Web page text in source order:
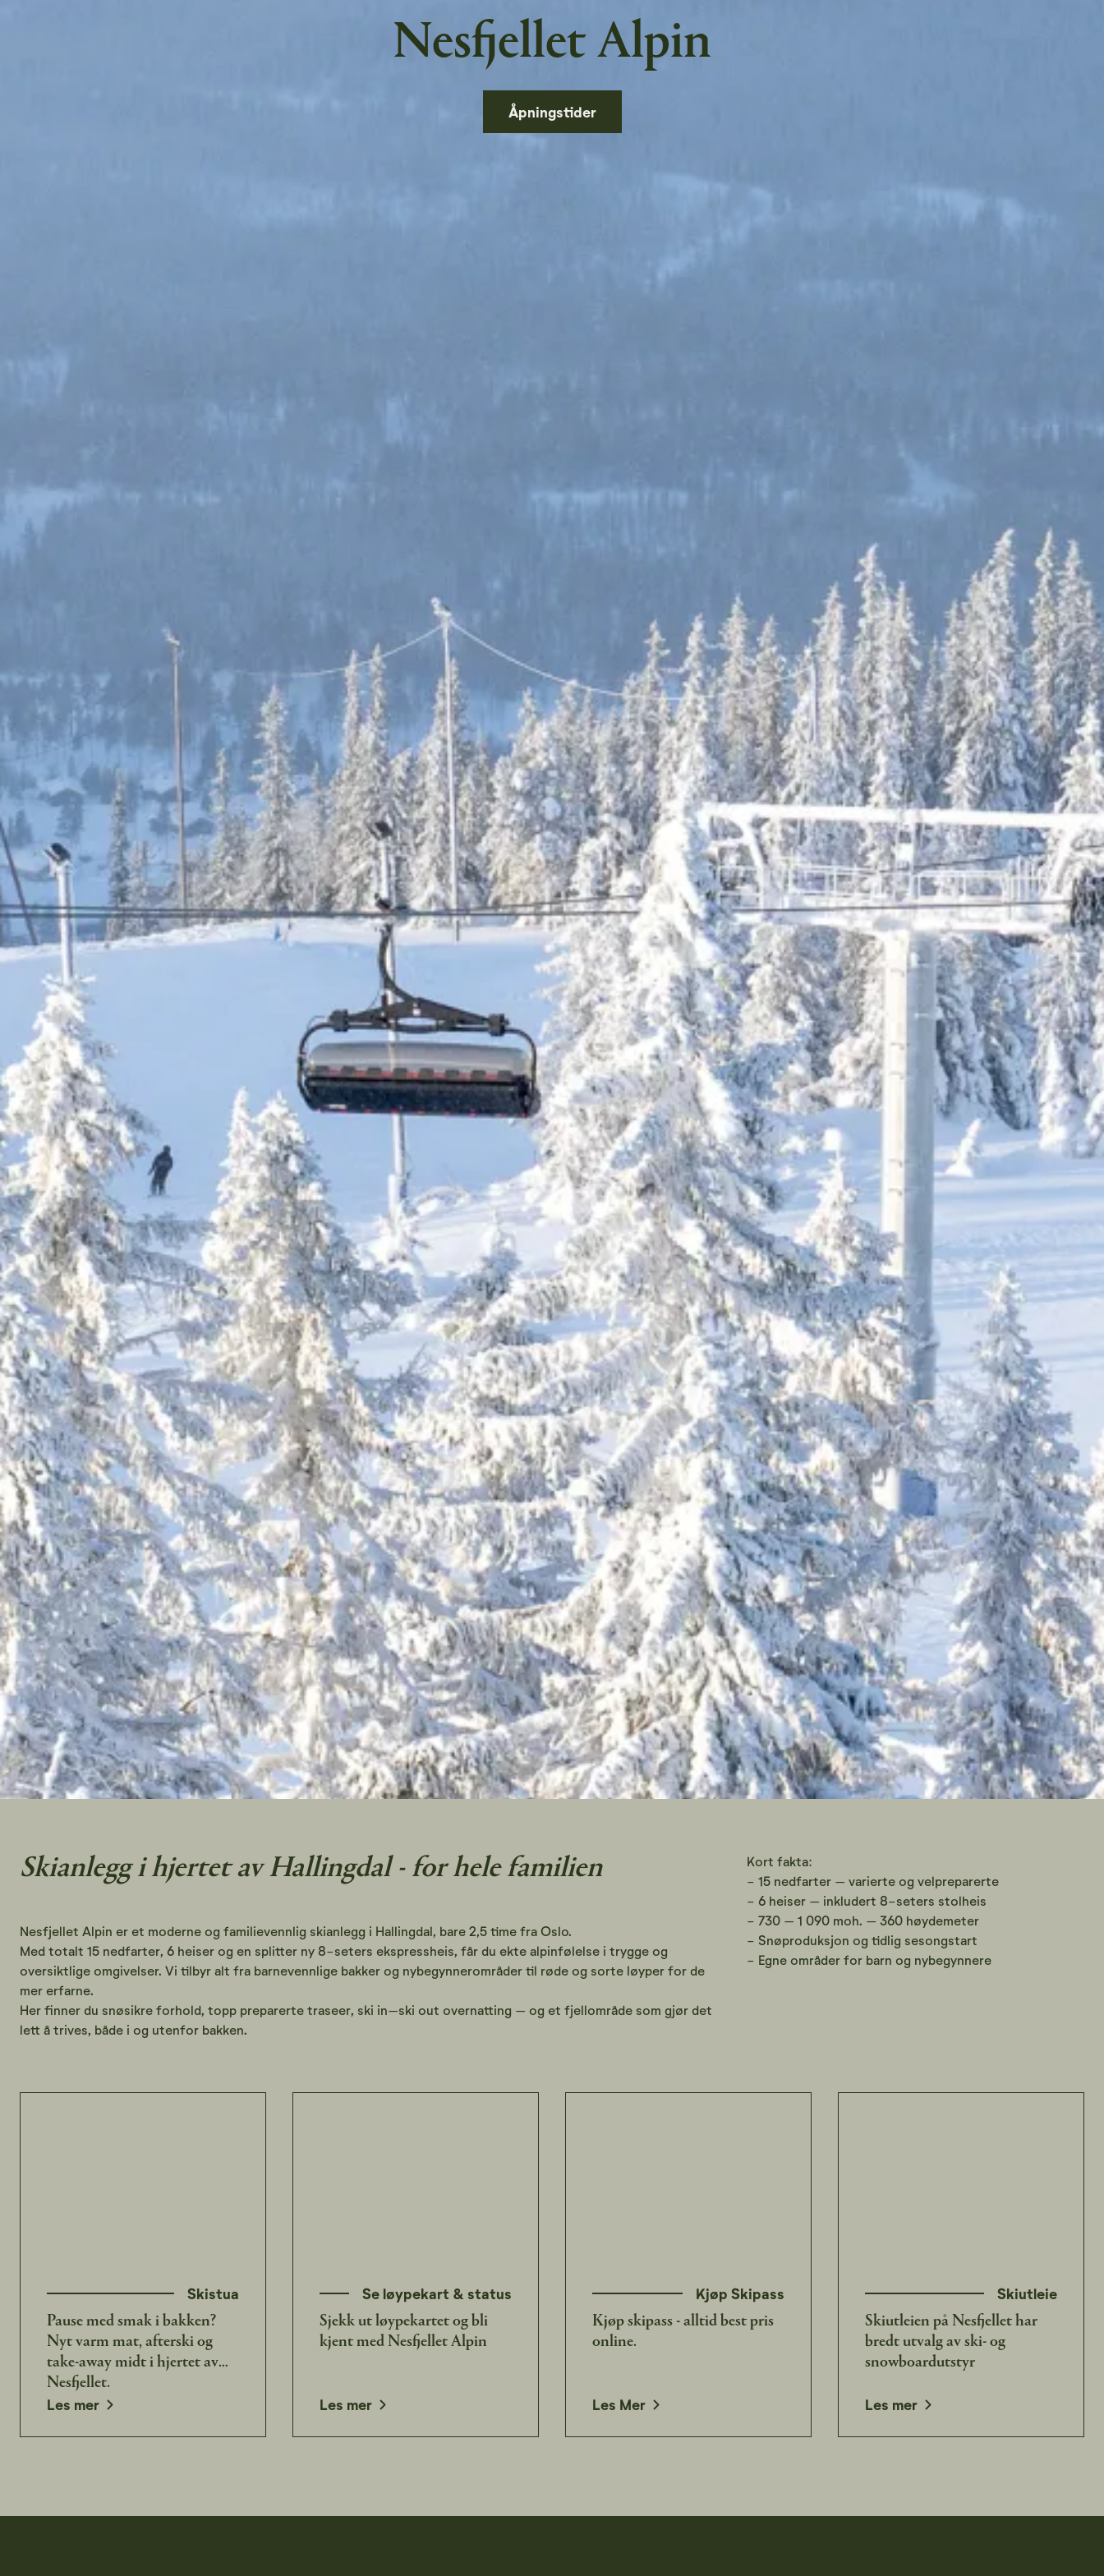
Nesfjellet Alpin
Åpningstider
Skianlegg i hjertet av Hallingdal - for hele familien
Nesfjellet Alpin er et moderne og familievennlig skianlegg i Hallingdal, bare 2,5 time fra Oslo.
Med totalt 15 nedfarter, 6 heiser og en splitter ny 8-seters ekspressheis, får du ekte alpinfølelse i trygge og
oversiktlige omgivelser. Vi tilbyr alt fra barnevennlige bakker og nybegynnerområder til røde og sorte løyper for de
mer erfarne.
Her finner du snøsikre forhold, topp preparerte traseer, ski in–ski out overnatting – og et fjellområde som gjør det
lett å trives, både i og utenfor bakken.
Kort fakta:
- 15 nedfarter – varierte og velpreparerte
- 6 heiser – inkludert 8-seters stolheis
- 730 – 1 090 moh. – 360 høydemeter
- Snøproduksjon og tidlig sesongstart
- Egne områder for barn og nybegynnere
Skistua
Pause med smak i bakken?
Nyt varm mat, afterski og
take-away midt i hjertet av
Nesfjellet.
Les mer
Se løypekart & status
Sjekk ut løypekartet og bli
kjent med Nesfjellet Alpin
Les mer
Kjøp Skipass
Kjøp skipass - alltid best pris
online.
Les Mer
opens in a new window
Skiutleie
Skiutleien på Nesfjellet har
bredt utvalg av ski- og
snowboardutstyr
Les mer